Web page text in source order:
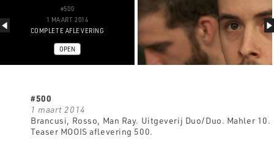
#500
1 MAART 2014
COMPLETE AFLEVERING
OPEN
#500
1 maart 2014
Brancusi, Rosso, Man Ray. Uitgeverij Duo/Duo. Mahler 10.
Teaser MOOIS aflevering 500.